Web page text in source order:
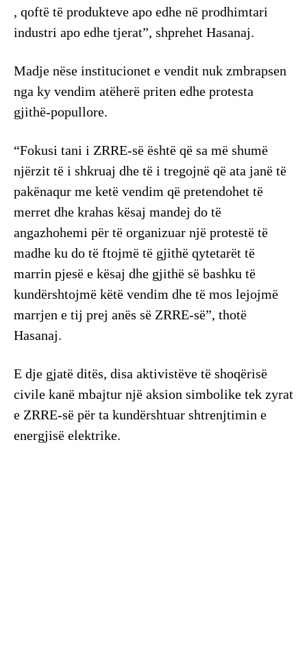
, qoftë të produkteve apo edhe në prodhimtari
industri apo edhe tjerat”, shprehet Hasanaj.
Madje nëse institucionet e vendit nuk zmbrapsen
nga ky vendim atëherë priten edhe protesta
gjithë-popullore.
“Fokusi tani i ZRRE-së është që sa më shumë
njërzit të i shkruaj dhe të i tregojnë që ata janë të
pakënaqur me ketë vendim që pretendohet të
merret dhe krahas kësaj mandej do të
angazhohemi për të organizuar një protestë të
madhe ku do të ftojmë të gjithë qytetarët të
marrin pjesë e kësaj dhe gjithë së bashku të
kundërshtojmë këtë vendim dhe të mos lejojmë
marrjen e tij prej anës së ZRRE-së”, thotë
Hasanaj.
E dje gjatë ditës, disa aktivistëve të shoqërisë
civile kanë mbajtur një aksion simbolike tek zyrat
e ZRRE-së për ta kundërshtuar shtrenjtimin e
energjisë elektrike.